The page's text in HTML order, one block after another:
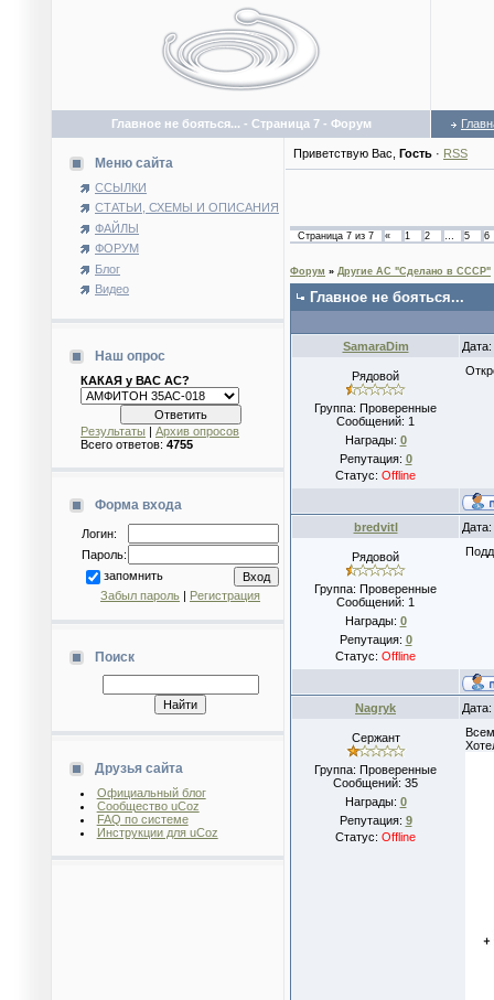
Главное не бояться... - Страница 7 - Форум
Меню сайта
ССЫЛКИ
СТАТЬИ, СХЕМЫ И ОПИСАНИЯ
ФАЙЛЫ
ФОРУМ
Блог
Видео
Наш опрос
КАКАЯ у ВАС АС?
Результаты | Архив опросов
Всего ответов: 4755
Форма входа
Логин:
Пароль:
запомнить
Забыл пароль | Регистрация
Поиск
Друзья сайта
Официальный блог
Сообщество uCoz
FAQ по системе
Инструкции для uCoz
Приветствую Вас Гость · RSS
Страница 7 из 7 « 1 2 … 5 6
Форум » Другие АС "Сделано в СССР"
Главное не бояться...
SamaraDim
Рядовой
Группа: Проверенные
Сообщений: 1
Награды: 0
Репутация: 0
Статус: Offline
bredvitl
Рядовой
Группа: Проверенные
Сообщений: 1
Награды: 0
Репутация: 0
Статус: Offline
Nagryk
Сержант
Группа: Проверенные
Сообщений: 35
Награды: 0
Репутация: 9
Статус: Offline